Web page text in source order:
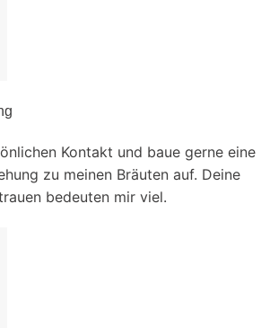
Kontakt und baue gerne eine
zu meinen Bräuten auf. Deine
bedeuten mir viel.